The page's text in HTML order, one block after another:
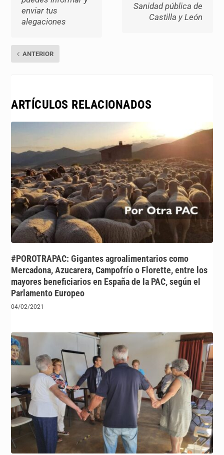
enviar tus
alegaciones
ANTERIOR
Sanidad pública de
Castilla y León
ARTÍCULOS RELACIONADOS
#POROTRAPAC: Gigantes agroalimentarios como
Mercadona, Azucarera, Campofrío o Florette, entre los
mayores beneficiarios en España de la PAC, según el
Parlamento Europeo
04/02/2021